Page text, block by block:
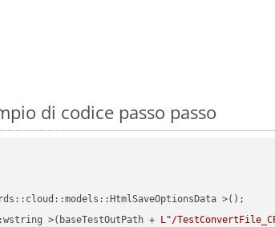
di codice passo passo
>();
>(baseTestOutPath + L"/